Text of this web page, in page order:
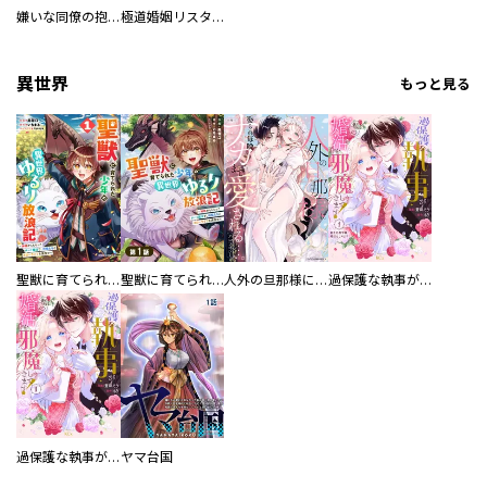
嫌いな同僚の抱き枕になりまして【コミックス版／描き下ろし特典つき】 極道婚姻リスタート～もう一度俺に惚れさせる～
異世界 もっと見る
聖獣に育てられた少年の異世界ゆるり放浪記～神様からもらったチート魔法で、仲間たちとスローライフを満喫中～ 聖獣に育てられた少年の異世界ゆるり放浪記～神様からもらったチート魔法で、仲間たちとスローライフを満喫中～【分冊版】 人外の旦那様に娶られ毎晩ナカまで愛される…。アンソロジー 過保護な執事が私の婚活を邪魔してきます！ 分冊版
過保護な執事が私の婚活を邪魔してきます！ ヤマ台国